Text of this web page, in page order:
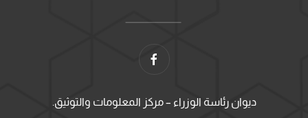
ديوان رئاسة الوزراء – مركز المعلومات والتوثيق.